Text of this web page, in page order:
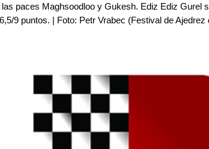
paces Maghsoodloo y Gukesh. Ediz Ediz Gurel
9 puntos. | Foto: Petr Vrabec (Festival de Ajedrez